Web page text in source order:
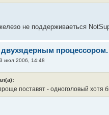
не поддерживаеться
двухядерным процессором.
июл 2006, 14:48
поставят - одноголовый хотя